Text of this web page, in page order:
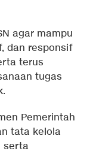
agar mampu
dan responsif
terus
tugas
Pemerintah
tata kelola
serta